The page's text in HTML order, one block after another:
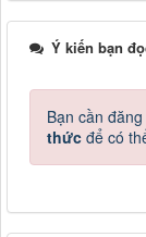
Ý kiến bạn
Bạn cần
thức để có